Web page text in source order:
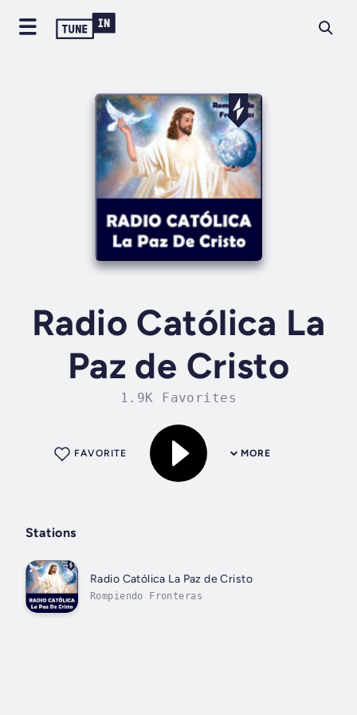
Radio Católica La
Paz de Cristo
1.9K Favorites
MORE
FAVORITE
Stations
Radio Católica La Paz de Cristo
Rompiendo Fronteras